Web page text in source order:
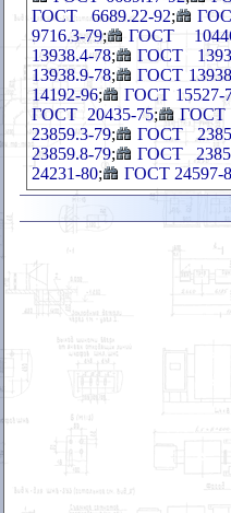
ГОСТ 6689.22-92;
9716.3-79;
ГОСТ
13938.4-78;
ГОСТ
13938.9-78;
ГОСТ
14192-96;
ГОСТ 15527-
ГОСТ 20435-75;
ГОСТ
23859.3-79;
ГОСТ
23859.8-79;
ГОСТ
24231-80; ГОСТ 24597-